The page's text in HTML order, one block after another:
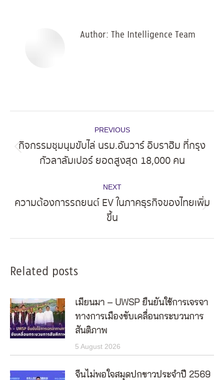
Author: The Intelligence Team
navigation
PREVIOUS
post:
กิจกรรมชุมนุมขับไล่ นรม.อันวาร์ อิบราฮิม ที่กรุง
กัวลาลัมเปอร์ ยอดสูงสุด 18,000 คน
NEXT
Next
post:
ความต้องการรถยนต์ EV ในภาคธุรกิจของไทยเพิ่ม
ขึ้น
Related posts
เมียนมา – UWSP ยืนยันใช้การเจรจา
ทางการเมืองขับเคลื่อนกระบวนการ
สันติภาพ
5 August 2026
จีนไม่พอใจสมุดปกขาวประจำปี 2569